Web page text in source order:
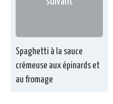
Spaghetti à la sauce
crémeuse aux épinards et
au fromage